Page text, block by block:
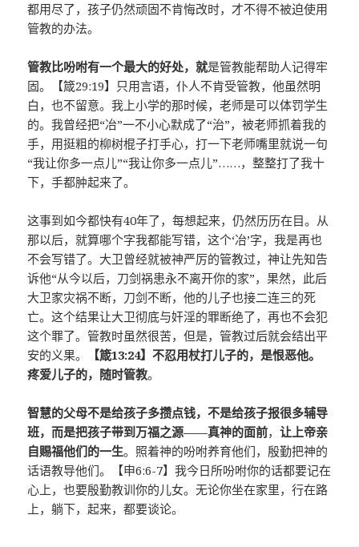
都用尽了，孩子仍然顽固不肯悔改时，才不得不被迫使用
管教的办法。
管教比吩咐有一个最大的好处，就是管教能帮助人记得牢
固。【箴29:19】只用言语，仆人不肯受管教，他虽然明
白，也不留意。我上小学的那时候，老师是可以体罚学生
的。我曾经把“冶”一不小心默成了“治”，被老师抓着我的
手，用挺粗的柳树棍子打手心，打一下老师嘴里就说一句
“我让你多一点儿”“我让你多一点儿”……，整整打了我十
下，手都肿起来了。
这事到如今都快有40年了，每想起来，仍然历历在目。从
那以后，就算哪个字我都能写错，这个‘冶’字，我是再也
不会写错了。大卫曾经就被神严厉的管教过，神让先知告
诉他“从今以后，刀剑祸患永不离开你的家”，果然，此后
大卫家灾祸不断，刀剑不断，他的儿子也接二连三的死
亡。这个结果让大卫彻底与奸淫的罪断绝了，再也不会犯
这个罪了。管教时虽然很苦，但是，管教过后就会结出平
安的义果。
【箴13:24】不忍用杖打儿子的，是恨恶他。
疼爱儿子的，随时管教。
智慧的父母不是给孩子多攒点钱，不是给孩子报很多辅导
班，而是把孩子带到万福之源——真神的面前，让上帝亲
自赐福他们的一生。照着神的吩咐养育他们，殷勤把神的
话语教导他们。【申6:6-7】我今日所吩咐你的话都要记在
心上，也要殷勤教训你的儿女。无论你坐在家里，行在路
上，躺下，起来，都要谈论。